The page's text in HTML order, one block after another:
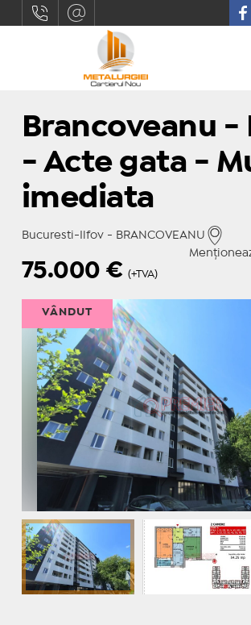
Brancoveanu -
- Acte gata -
imediata
Bucuresti-Ilfov - BRANCOVEANU
75.000€ (+TVA)
VÂNDUT